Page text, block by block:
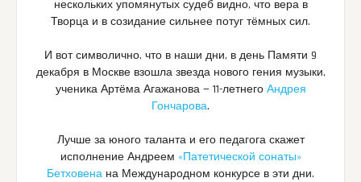
нескольких упомянутых судеб видно, что вера в
Творца и в созидание сильнее потуг тёмных сил.
И вот символично, что в наши дни, в день Памяти 9
декабря в Москве взошла звезда нового гения музыки,
ученика Артёма Агажанова — 11-летнего Андрея
Гончарова.
Лучше за юного таланта и его педагога скажет
исполнение Андреем «Патетической сонаты»
Бетховена на Международном конкурсе в эти дни.